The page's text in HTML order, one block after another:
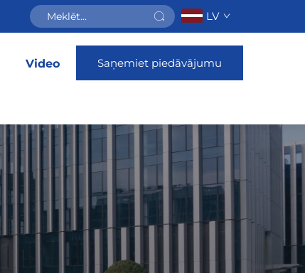
LV
Video Saņemiet piedāvājumu